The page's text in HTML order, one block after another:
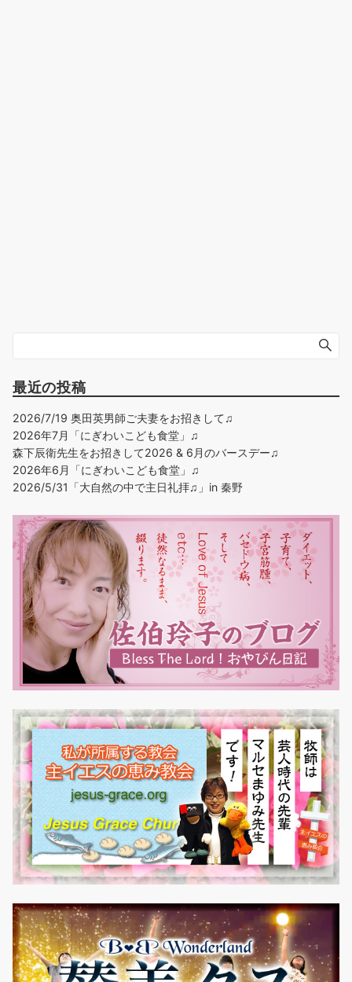
最近の投稿
2026/7/19 奥田英男師ご夫妻をお招きして♫
2026年7月「にぎわいこども食堂」♫
森下辰衛先生をお招きして2026 & 6月のバースデー♫
2026年6月「にぎわいこども食堂」♫
2026/5/31「大自然の中で主日礼拝♫」in 秦野